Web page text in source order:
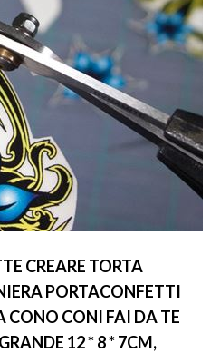
CREARE TORTA
PORTACONFETTI
CONO CONI FAI DA TE
12 * 8 * 7CM,